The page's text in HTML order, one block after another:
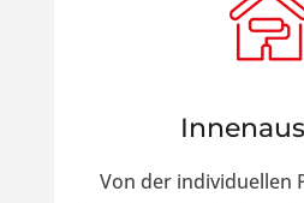
Von der individuellen